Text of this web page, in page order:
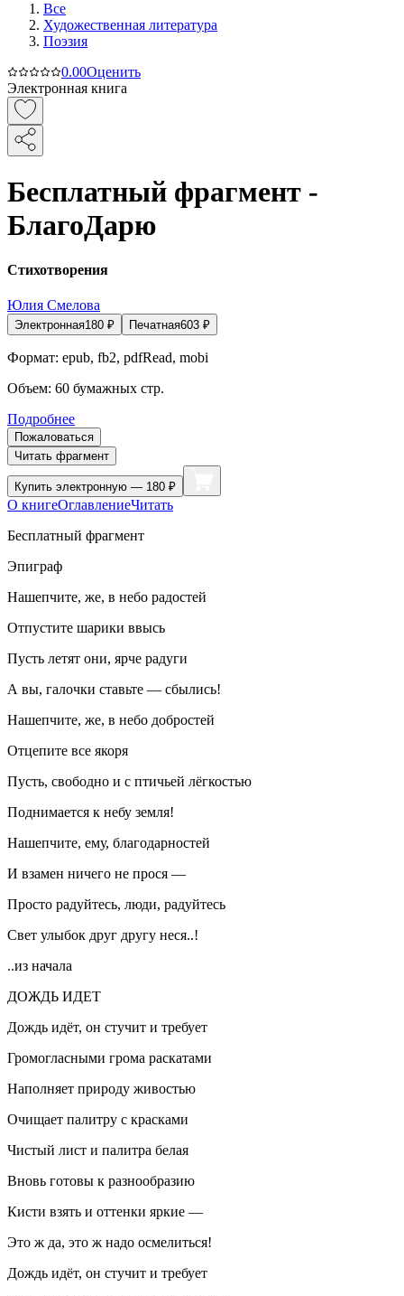
Все
Художественная литература
Поэзия
0.00Оценить
Электронная книга
Бесплатный фрагмент -
БлагоДарю
Стихотворения
Юлия Смелова
Электронная180 ₽ Печатная603 ₽
Формат: epub, fb2, pdfRead, mobi
Объем: 60 бумажных стр.
Подробнее
Пожаловаться
Читать фрагмент
Купить электронную — 180 ₽
О книгеОглавлениеЧитать
Бесплатный фрагмент
Эпиграф
Нашепчите, же, в небо радостей
Отпустите шарики ввысь
Пусть летят они, ярче радуги
А вы, галочки ставьте — сбылись!
Нашепчите, же, в небо добростей
Отцепите все якоря
Пусть, свободно и с птичьей лёгкостью
Поднимается к небу земля!
Нашепчите, ему, благодарностей
И взамен ничего не прося —
Просто радуйтесь, люди, радуйтесь
Свет улыбок друг другу неся..!
..из начала
ДОЖДЬ ИДЕТ
Дождь идёт, он стучит и требует
Громогласными грома раскатами
Наполняет природу живостью
Очищает палитру с красками
Чистый лист и палитра белая
Вновь готовы к разнообразию
Кисти взять и оттенки яркие —
Это ж да, это ж надо осмелиться!
Дождь идёт, он стучит и требует